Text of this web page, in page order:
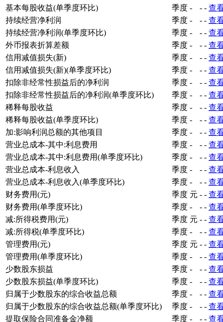
基本每股收益(单季度环比)
季度 - - - 查
持续经营净利润
季度 - - - 查
持续经营净利润(单季度环比)
季度 - - - 查
外币报表折算差额
季度 - - - 查
信用减值损失(新)
季度 - - - 查
信用减值损失(新)(单季度环比)
季度 - - - 查
扣除非经常性损益后的净利润
季度 - - - 查
扣除非经常性损益后的净利润(单季度环比)
季度 - - - 查
稀释每股收益
季度 - - - 查
稀释每股收益(单季度环比)
季度 - - - 查
加:影响利润总额的其他项目
季度 - - - 查
营业总成本-其中:利息费用
季度 - - - 查
营业总成本-其中:利息费用(单季度环比)
季度 - - - 查
营业总成本-利息收入
季度 - - - 查
营业总成本-利息收入(单季度环比)
季度 - - - 查
财务费用(元)
季度 元 - - 查
财务费用(单季度环比)
季度 - - - 查
减:所得税费用(元)
季度 元 - - 查
减:所得税(单季度环比)
季度 - - - 查
管理费用(元)
季度 元 - - 查
管理费用(单季度环比)
季度 - - - 查
少数股东损益
季度 - - - 查
少数股东损益(单季度环比)
季度 - - - 查
归属于少数股东的综合收益总额
季度 - - - 查
归属于少数股东的综合收益总额(单季度环比)
季度 - - - 查
提取保险合同准备金净额
季度 - - - 查